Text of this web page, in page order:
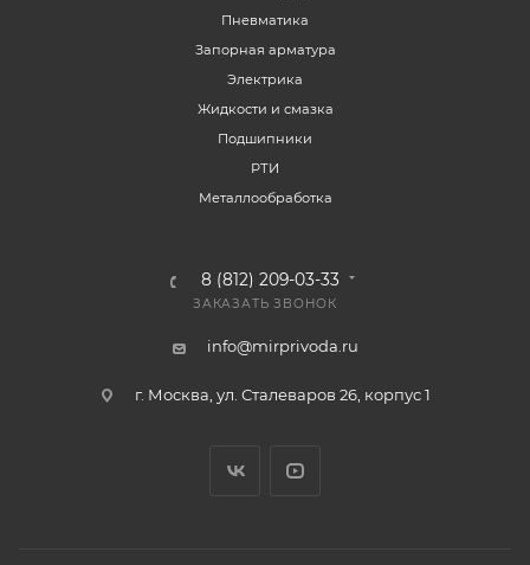
Пневматика
Запорная арматура
Электрика
Жидкости и смазка
Подшипники
РТИ
Металлообработка
8 (812) 209-03-33
ЗАКАЗАТЬ ЗВОНОК
info@mirprivoda.ru
г. Москва, ул. Сталеваров 26, корпус 1